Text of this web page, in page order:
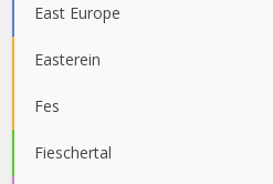
East Europe
Easterein
Fes
Fieschertal